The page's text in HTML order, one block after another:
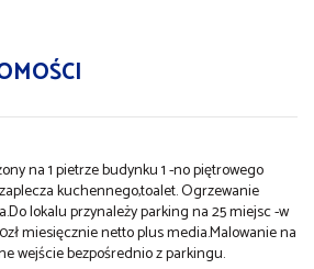
na 1 pietrze budynku 1 -no piętrowego
zaplecza kuchennego,toalet. Ogrzewanie
lokalu przynależy parking na 25 miejsc -w
miesięcznie netto plus media.Malowanie na
wejście bezpośrednio z parkingu.